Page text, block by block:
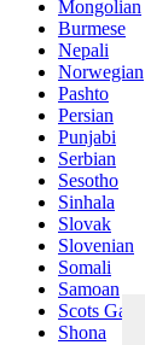
Mongolian
Burmese
Nepali
Norwegian
Pashto
Persian
Punjabi
Serbian
Sesotho
Sinhala
Slovak
Slovenian
Somali
Samoan
Scots Gaelic
Shona